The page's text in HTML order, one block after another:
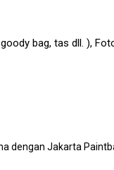
bag, tas dll. ),
dengan Jakarta